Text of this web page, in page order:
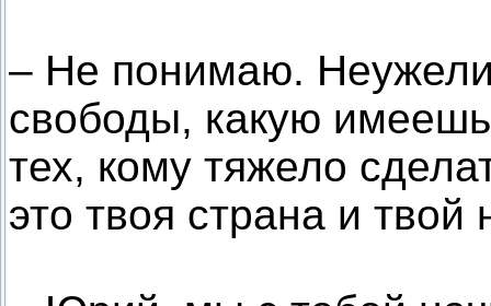
– Не понимаю.
свободы, какую
тех, кому тяжело
это твоя страна и твой